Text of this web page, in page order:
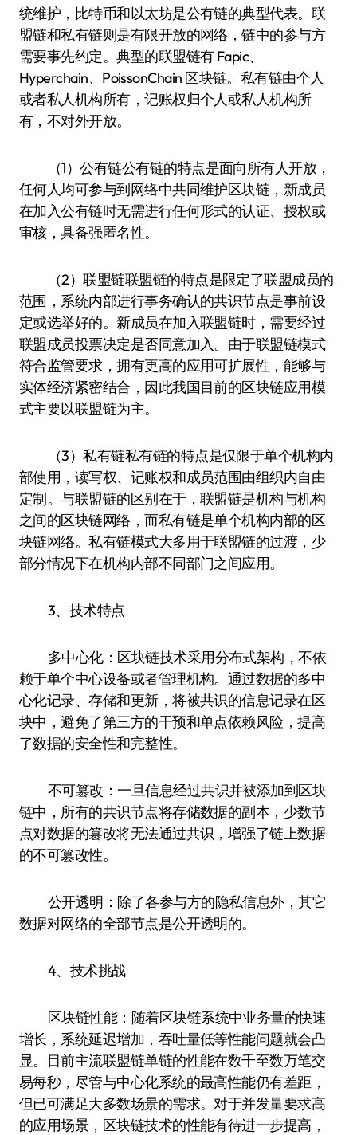
统维护，比特币和以太坊是公有链的典型代表。联
盟链和私有链则是有限开放的网络，链中的参与方
需要事先约定。典型的联盟链有 Fapic、
Hyperchain、PoissonChain 区块链。私有链由个人
或者私人机构所有，记账权归个人或私人机构所
有，不对外开放。
（1）公有链公有链的特点是面向所有人开放，
任何人均可参与到网络中共同维护区块链，新成员
在加入公有链时无需进行任何形式的认证、授权或
审核，具备强匿名性。
（2）联盟链联盟链的特点是限定了联盟成员的
范围，系统内部进行事务确认的共识节点是事前设
定或选举好的。新成员在加入联盟链时，需要经过
联盟成员投票决定是否同意加入。由于联盟链模式
符合监管要求，拥有更高的应用可扩展性，能够与
实体经济紧密结合，因此我国目前的区块链应用模
式主要以联盟链为主。
（3）私有链私有链的特点是仅限于单个机构内
部使用，读写权、记账权和成员范围由组织内自由
定制。与联盟链的区别在于，联盟链是机构与机构
之间的区块链网络，而私有链是单个机构内部的区
块链网络。私有链模式大多用于联盟链的过渡，少
部分情况下在机构内部不同部门之间应用。
3、技术特点
多中心化：区块链技术采用分布式架构，不依
赖于单个中心设备或者管理机构。通过数据的多中
心化记录、存储和更新，将被共识的信息记录在区
块中，避免了第三方的干预和单点依赖风险，提高
了数据的安全性和完整性。
不可篡改：一旦信息经过共识并被添加到区块
链中，所有的共识节点将存储数据的副本，少数节
点对数据的篡改将无法通过共识，增强了链上数据
的不可篡改性。
公开透明：除了各参与方的隐私信息外，其它
数据对网络的全部节点是公开透明的。
4、技术挑战
区块链性能：随着区块链系统中业务量的快速
增长，系统延迟增加，吞吐量低等性能问题就会凸
显。目前主流联盟链单链的性能在数千至数万笔交
易每秒，尽管与中心化系统的最高性能仍有差距，
但已可满足大多数场景的需求。对于并发量要求高
的应用场景，区块链技术的性能有待进一步提高，